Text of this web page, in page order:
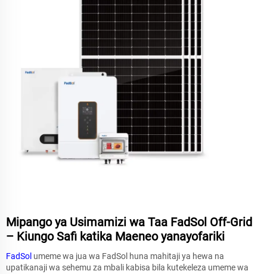
Mipango ya Usimamizi wa Taa FadSol Off-Grid
– Kiungo Safi katika Maeneo yanayofariki
FadSol umeme wa jua wa FadSol huna mahitaji ya hewa na
upatikanaji wa sehemu za mbali kabisa bila kutekeleza umeme wa